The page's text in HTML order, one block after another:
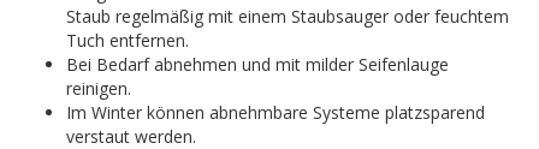
Staub regelmäßig mit einem Staubsauger oder feuchtem
Tuch entfernen.
Bei Bedarf abnehmen und mit milder Seifenlauge
reinigen.
Im Winter können abnehmbare Systeme platzsparend
verstaut werden.